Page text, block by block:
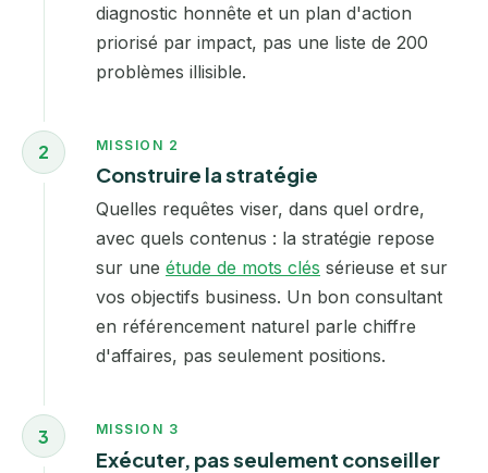
diagnostic honnête et un plan d'action
priorisé par impact, pas une liste de 200
problèmes illisible.
2 MISSION 2
Construire la stratégie
Quelles requêtes viser, dans quel ordre,
avec quels contenus : la stratégie repose
sur une étude de mots clés sérieuse et sur
vos objectifs business. Un bon consultant
en référencement naturel parle chiffre
d'affaires, pas seulement positions.
3 MISSION 3
Exécuter, pas seulement conseiller